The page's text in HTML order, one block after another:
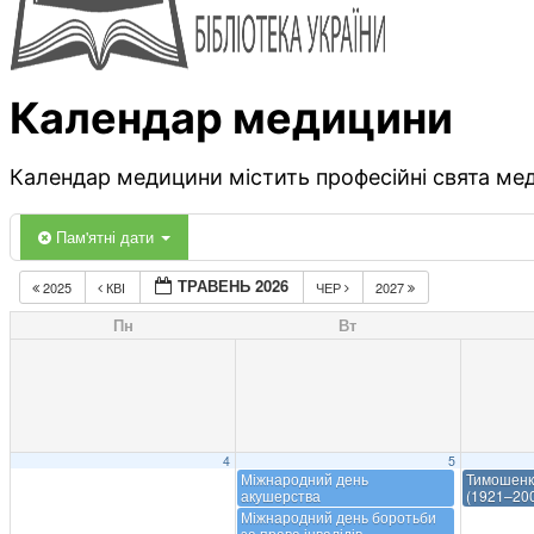
Календар медицини
Календар медицини містить професійні свята
Пам'ятні дати
2025 КВІ ТРАВЕНЬ 2026 ЧЕР 2027
Пн Вт
4 5
Міжнародний день
акушерства
Міжнародний день боротьби